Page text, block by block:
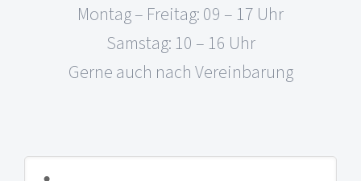
Montag – Freitag: 09 – 17 Uhr
Samstag: 10 – 16 Uhr
Gerne auch nach Vereinbarung